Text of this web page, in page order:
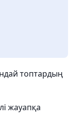
топтардың
жауапқа